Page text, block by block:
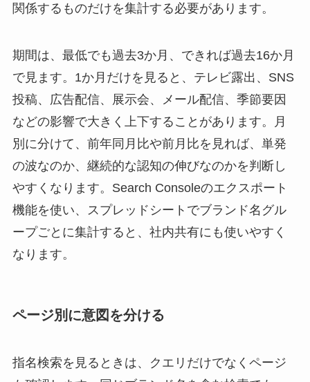
関係するものだけを集計する必要があります。
期間は、最低でも過去3か月、できれば過去16か月
で見ます。1か月だけを見ると、テレビ露出、SNS
投稿、広告配信、展示会、メール配信、季節要因
などの影響で大きく上下することがあります。月
別に分けて、前年同月比や前月比を見れば、単発
の波なのか、継続的な認知の伸びなのかを判断し
やすくなります。Search Consoleのエクスポート
機能を使い、スプレッドシートでブランド名グル
ープごとに集計すると、社内共有にも使いやすく
なります。
ページ別に意図を分ける
指名検索を見るときは、クエリだけでなくページ